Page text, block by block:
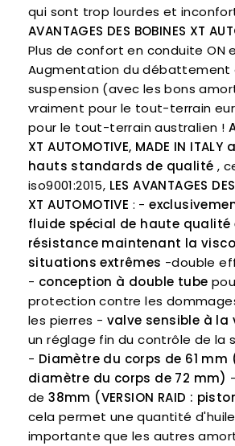
qui sont trop lourdes et
AVANTAGES DES BOBINES XT
Plus de confort en conduite ON
Augmentation du débattement
suspension (avec les bons
vraiment pour le tout-terrain
pour le tout-terrain australien !
XT AUTOMOTIVE, MADE IN
hauts standards de qualité ,
iso9001:2015, LES AVANTAGES
XT AUTOMOTIVE : -
fluide spécial de haute qualité
résistance maintenant la
situations extrêmes -double
- conception à double tube
protection contre les
les pierres - valve sensible à la
un réglage fin du contrôle de la
- Diamètre du corps de 61 mm
diamètre du corps de 72 mm)
de38mm (VERSION RAID :
cela permet une quantité
importante que les autres